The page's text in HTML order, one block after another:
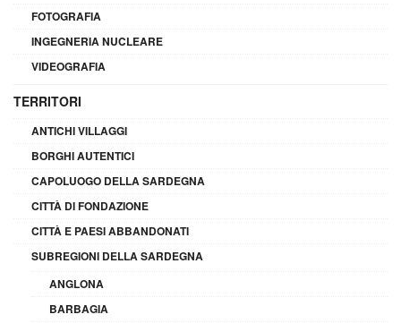
FOTOGRAFIA
INGEGNERIA NUCLEARE
VIDEOGRAFIA
TERRITORI
ANTICHI VILLAGGI
BORGHI AUTENTICI
CAPOLUOGO DELLA SARDEGNA
CITTÀ DI FONDAZIONE
CITTÀ E PAESI ABBANDONATI
SUBREGIONI DELLA SARDEGNA
ANGLONA
BARBAGIA